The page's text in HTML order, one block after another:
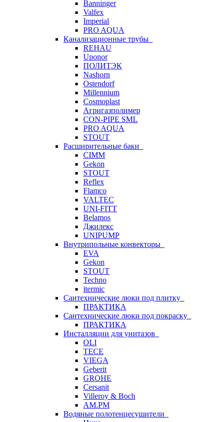
Banninger
Valfex
Imperial
PRO AQUA
Канализационные трубы
REHAU
Uponor
ПОЛИТЭК
Nashorn
Ostendorf
Millennium
Cosmoplast
Агригазполимер
CON-PIPE SML
PRO AQUA
STOUT
Расширительные баки
CIMM
Gekon
STOUT
Reflex
Flamco
VALTEC
UNI-FITT
Belamos
Джилекс
UNIPUMP
Внутрипольные конвекторы
EVA
Gekon
STOUT
Techno
itermic
Сантехнические люки под плитку
ПРАКТИКА
Сантехнические люки под покраску
ПРАКТИКА
Инсталляции для унитазов
OLI
TECE
VIEGA
Geberit
GROHE
Cersanit
Villeroy & Boch
AM.PM
Водяные полотенцесушители